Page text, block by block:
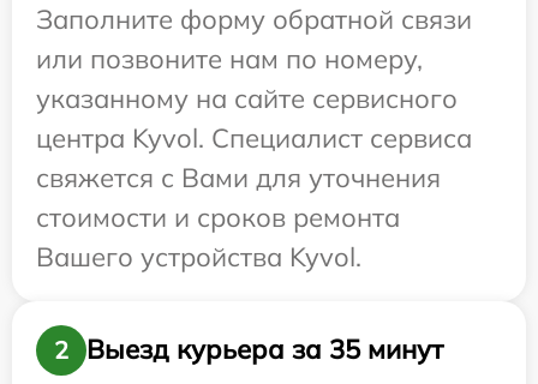
Заполните форму обратной связи
или позвоните нам по номеру,
указанному на сайте сервисного
центра Kyvol. Специалист сервиса
свяжется с Вами для уточнения
стоимости и сроков ремонта
Вашего устройства Kyvol.
2
Выезд курьера за 35 минут